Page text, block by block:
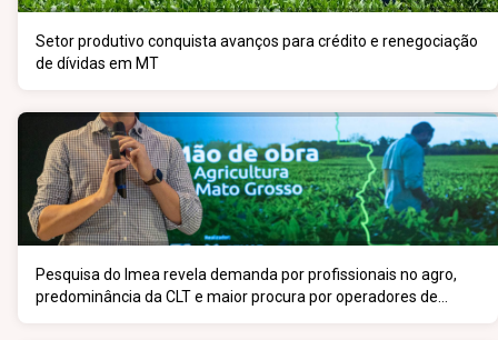
Setor produtivo conquista avanços para crédito e renegociação
de dívidas em MT
Pesquisa do Imea revela demanda por profissionais no agro,
predominância da CLT e maior procura por operadores de